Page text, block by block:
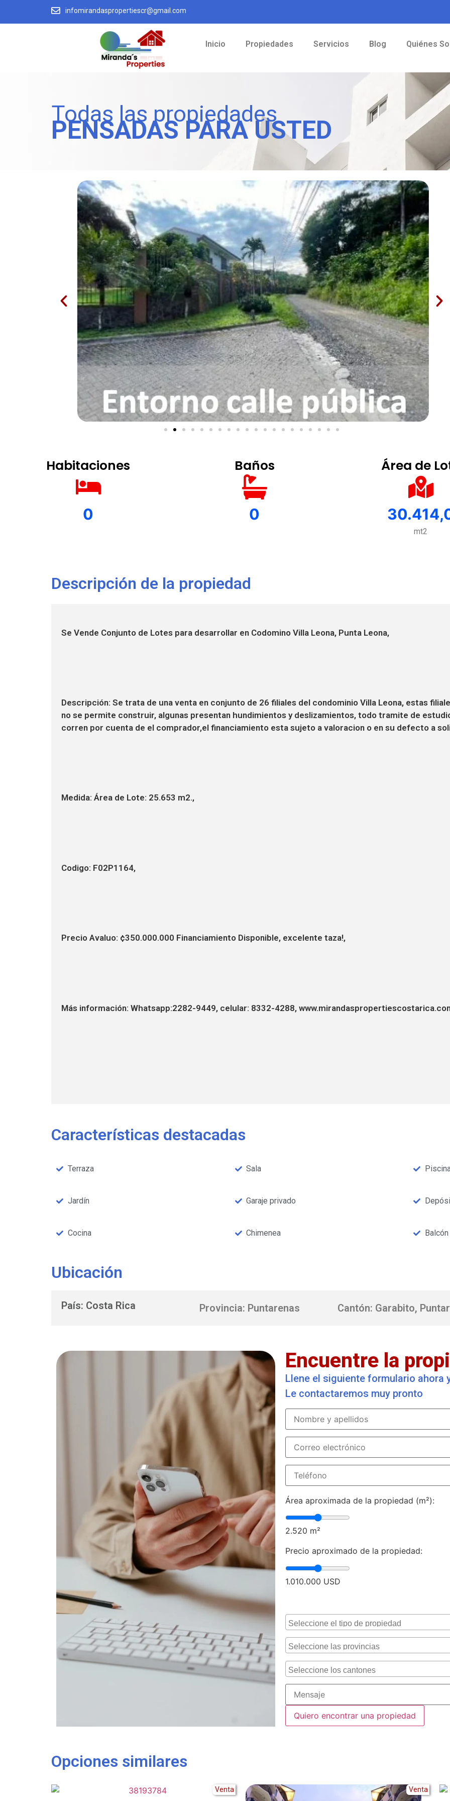
infomirandaspropertiescr@gmail.com
Inicio Propiedades Servicios Blog Quiénes
Todas las propiedades
PENSADAS PARA USTED
Habitaciones
0
Baños
0
Área de
mt2
Descripción de la propiedad
Se Vende Conjunto de Lotes para desarrollar en Codomino Villa Leona, Punta Leona,
Descripción: Se trata de una venta en conjunto de 26 filiales del condominio Villa Leona, estas
no se permite construir, algunas presentan hundimientos y deslizamientos, todo tramite de
corren por cuenta de el comprador,el financiamiento esta sujeto a valoracion o en su defecto a
Medida: Área de Lote: 25.653 m2.,
Codigo: F02P1164,
Precio Avaluo: ¢350.000.000 Financiamiento Disponible, excelente taza!,
Más información: Whatsapp:2282-9449, celular: 8332-4288,
Características destacadas
Terraza Sala
Jardín Garaje privado
Cocina Chimenea Balcón
Ubicación
País: Costa Rica Provincia: Puntarenas Cantón: Garabito,
Encuentre la
Llene el siguiente formulario ahora
Le contactaremos muy pronto
Área aproximada de la propiedad (m²):
2.520 m²
Precio aproximado de la propiedad:
1.010.000 USD
Opciones similares
Venta Venta